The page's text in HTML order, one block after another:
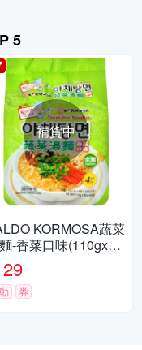
5
補貨中
KORMOSA蔬菜
-香菜口味(110gx4
券